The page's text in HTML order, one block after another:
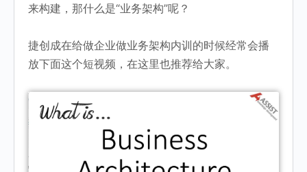
来构建，那什么是“业务架构”呢？
捷创成在给做企业做业务架构内训的时候经常会播
放下面这个短视频，在这里也推荐给大家。